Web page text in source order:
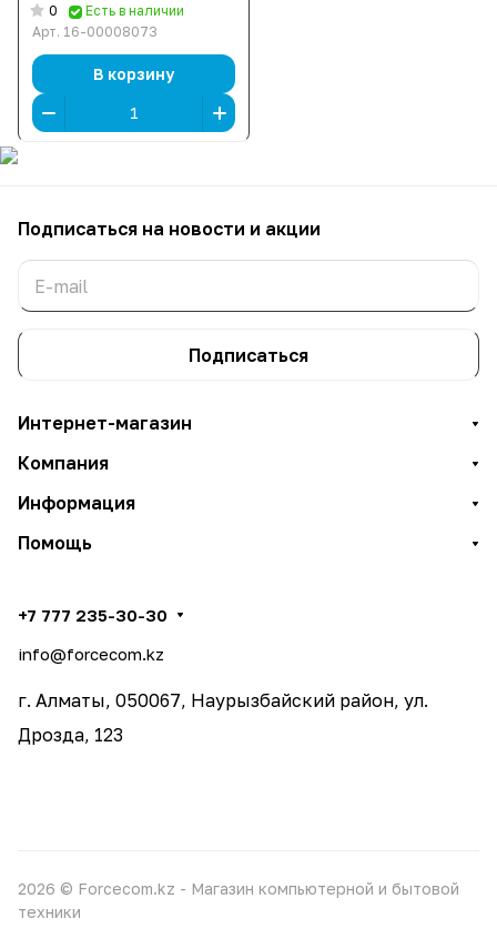
0
Есть в наличии
Арт. 16-00008073
В корзину
Подписаться на новости и акции
Подписаться
Интернет-магазин
Компания
Информация
Помощь
+7 777 235-30-30
info@forcecom.kz
г. Алматы, 050067, Наурызбайский район, ул.
Дрозда, 123
2026 © Forcecom.kz - Магазин компьютерной и бытовой
техники